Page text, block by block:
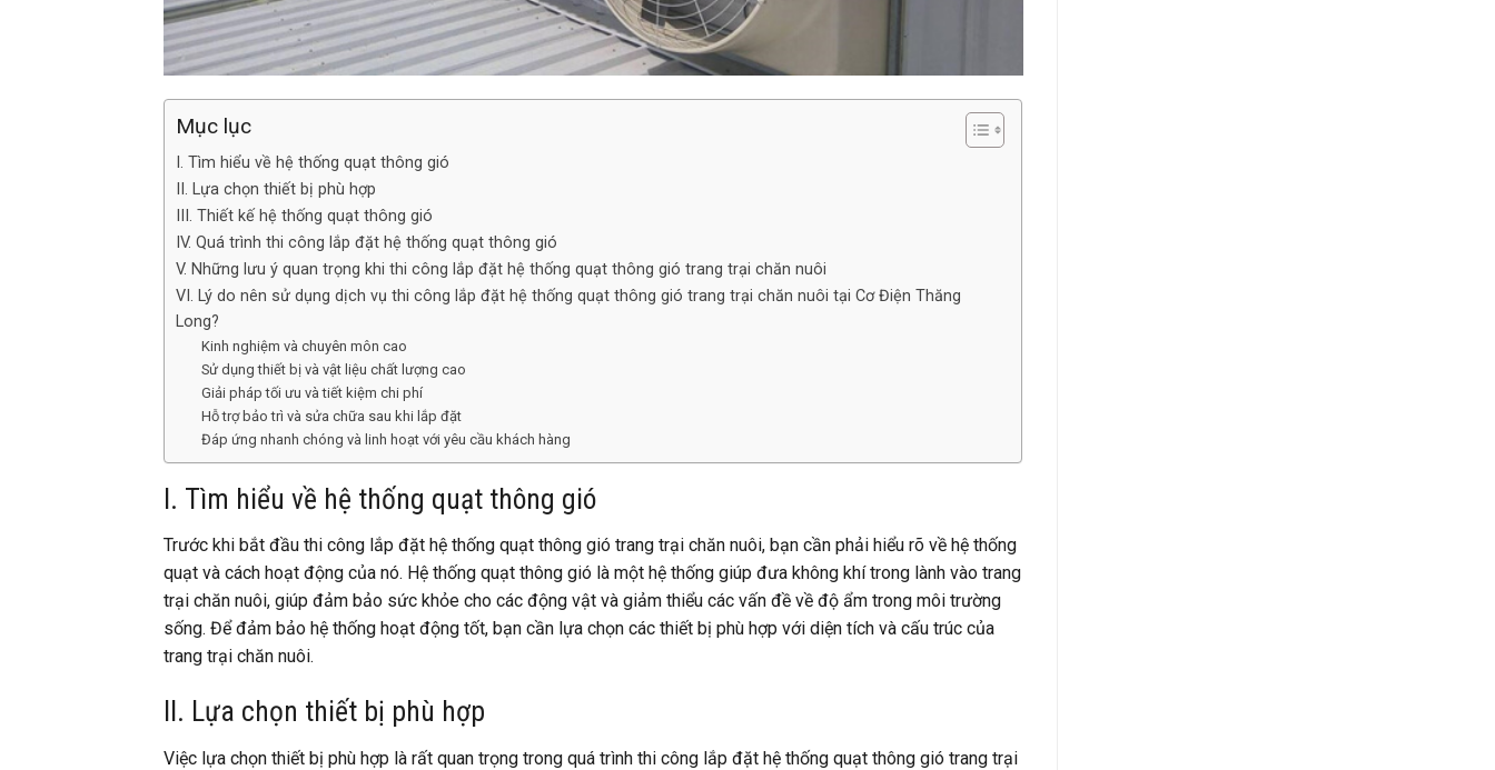
Mục lục
I. Tìm hiểu về hệ thống quạt thông gió
II. Lựa chọn thiết bị phù hợp
III. Thiết kế hệ thống quạt thông gió
IV. Quá trình thi công lắp đặt hệ thống quạt thông gió
V. Những lưu ý quan trọng khi thi công lắp đặt hệ thống quạt thông gió trang trại chăn nuôi
VI. Lý do nên sử dụng dịch vụ thi công lắp đặt hệ thống quạt thông gió trang trại chăn nuôi tại Cơ Điện Thăng
Long?
Kinh nghiệm và chuyên môn cao
Sử dụng thiết bị và vật liệu chất lượng cao
Giải pháp tối ưu và tiết kiệm chi phí
Hỗ trợ bảo trì và sửa chữa sau khi lắp đặt
Đáp ứng nhanh chóng và linh hoạt với yêu cầu khách hàng
I. Tìm hiểu về hệ thống quạt thông gió
Trước khi bắt đầu thi công lắp đặt hệ thống quạt thông gió trang trại chăn nuôi, bạn cần phải hiểu rõ về hệ thống
quạt và cách hoạt động của nó. Hệ thống quạt thông gió là một hệ thống giúp đưa không khí trong lành vào trang
trại chăn nuôi, giúp đảm bảo sức khỏe cho các động vật và giảm thiểu các vấn đề về độ ẩm trong môi trường
sống. Để đảm bảo hệ thống hoạt động tốt, bạn cần lựa chọn các thiết bị phù hợp với diện tích và cấu trúc của
trang trại chăn nuôi.
II. Lựa chọn thiết bị phù hợp
Việc lựa chọn thiết bị phù hợp là rất quan trọng trong quá trình thi công lắp đặt hệ thống quạt thông gió trang trại